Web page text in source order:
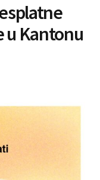
Kantonu